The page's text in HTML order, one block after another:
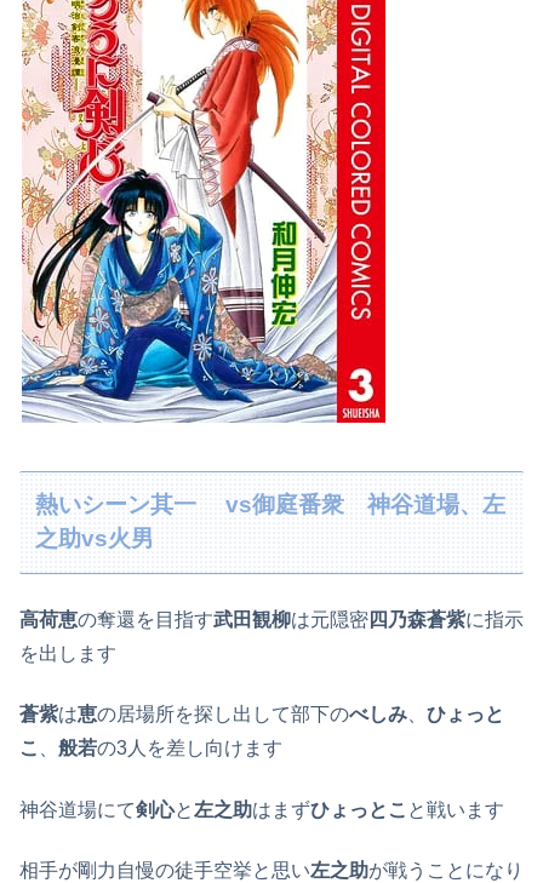
熱いシーン其一 vs御庭番衆 神谷道場、左
之助vs火男
高荷恵の奪還を目指す武田観柳は元隠密四乃森蒼紫に指示
を出します
蒼紫は恵の居場所を探し出して部下のべしみ
ひょっと
こ
般若の3人を差し向けます
神谷道場にて剣心と左之助はまずひょっとこ と戦います
相手が剛力自慢の徒手空挙と思い左之助が戦うことになり